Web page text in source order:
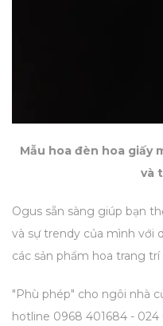
Mẫu hoa đèn hoa giấy
và
Ogus sẵn sàng giúp bạn
và sự trendy của mình với
các sản phẩm hoa trang
"Phù phép" cho ngôi nhà
hotline 0968 401684 - 024